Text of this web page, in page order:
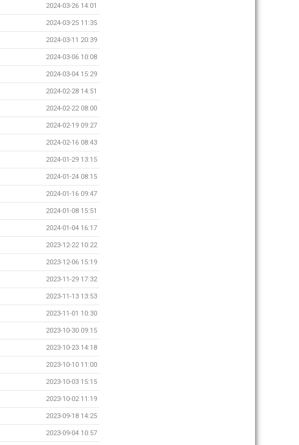
2024-03-26 14:01
2024-03-25 11:35
2024-03-11 20:39
2024-03-06 10:08
2024-03-04 15:29
2024-02-28 14:51
2024-02-22 08:00
2024-02-19 09:27
2024-02-16 08:43
2024-01-29 13:15
2024-01-24 08:15
2024-01-16 09:47
2024-01-08 15:51
2024-01-04 16:17
2023-12-22 10:22
2023-12-06 15:19
2023-11-29 17:32
2023-11-13 13:53
2023-11-01 10:30
2023-10-30 09:15
2023-10-23 14:18
2023-10-10 11:00
2023-10-03 15:15
2023-10-02 11:19
2023-09-18 14:25
2023-09-04 10:57